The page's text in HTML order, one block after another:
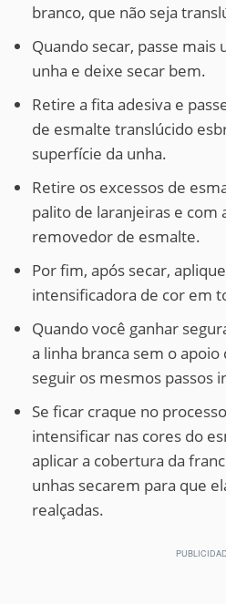
branco, que não seja
Quando secar, passe mais
unha e deixe secar bem.
Retire a fita adesiva e
de esmalte translúcido
superfície da unha.
Retire os excessos de
palito de laranjeiras e com
removedor de esmalte.
Por fim, após secar,
intensificadora de cor em
Quando você ganhar
a linha branca sem o
seguir os mesmos passos
Se ficar craque no
intensificar nas cores do
aplicar a cobertura da
unhas secarem para que
realçadas.